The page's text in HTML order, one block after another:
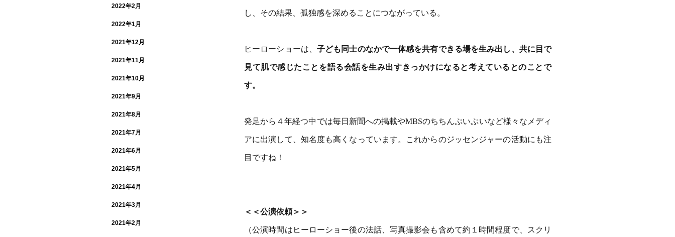
し、その結果、孤独感を深めることにつながっている。
ヒーローショーは、 子ども同士のなかで一体感を共有できる場を生み出し、共に目で
見て肌で感じたことを語る会話を生み出すきっかけになると考えているとのことで
す。
発足から４年経つ中では毎日新聞への掲載やMBSのちちんぷいぷいなど様々なメディ
アに出演して、知名度も高くなっています。これからのジッセンジャーの活動にも注
目ですね！
＜＜公演依頼＞＞
（公演時間はヒーローショー後の法話、写真撮影会も含めて約１時間程度で、スクリ
2022年2月
2022年1月
2021年12月
2021年11月
2021年10月
2021年9月
2021年8月
2021年7月
2021年6月
2021年5月
2021年4月
2021年3月
2021年2月